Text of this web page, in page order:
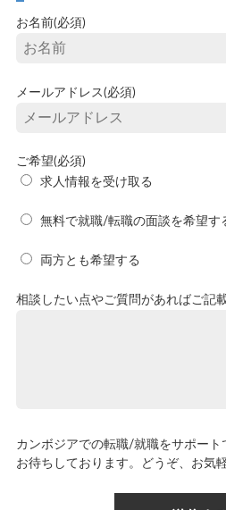
お名前(必須)
メールアドレス(必須)
ご希望(必須)
求人情報を受け取る
無料で就職/転職の面談を希望す
両方とも希望する
相談したい点やご質問があればご記
カンボジアでの転職/就職をサポート
お待ちしております。どうぞ、お気